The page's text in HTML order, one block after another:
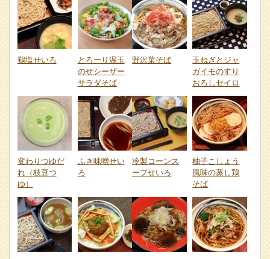
鶏塩せいろ
とろーり温玉
のせシーザー
サラダそば
野沢菜そば
玉ねぎとジャ
ガイモのすり
おろしセイロ
変わりつゆだ
れ（枝豆つ
ゆ）
ふき味噌せい
ろ
冷製コーンス
ープせいろ
柚子こしょう
風味の蒸し鶏
そば